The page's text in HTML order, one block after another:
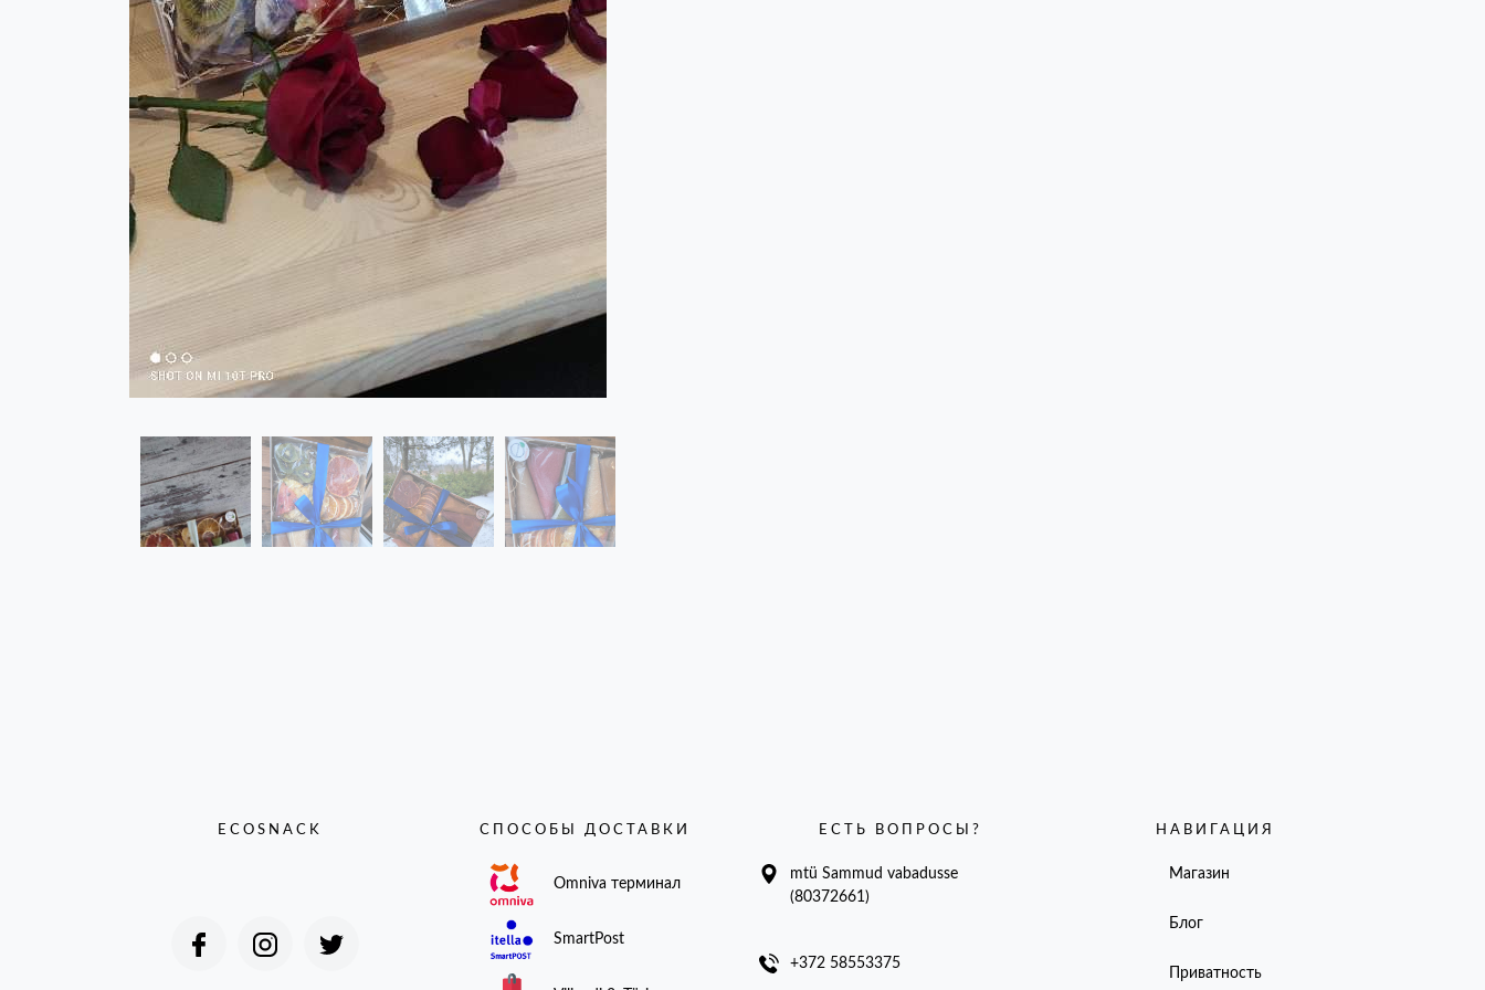
ECOSNACK СПОСОБЫ ДОСТАВКИ
Omniva терминал
SmartPost
ЕСТЬ ВОПРОСЫ?
mtü Sammud vabadusse
(80372661)
+372 58553375
НАВИГАЦИЯ
Магазин
Блог
Приватность